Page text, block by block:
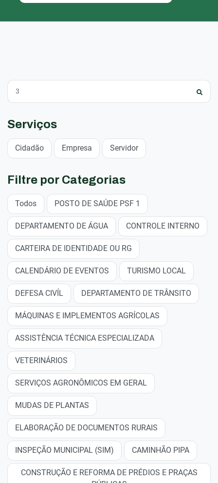
Serviços
Cidadão Empresa Servidor
Filtre por Categorias
Todos POSTO DE SAÚDE PSF 1
DEPARTAMENTO DE ÁGUA CONTROLE INTERNO
CARTEIRA DE IDENTIDADE OU RG
CALENDÁRIO DE EVENTOS TURISMO LOCAL
DEFESA CIVÍL DEPARTAMENTO DE TRÂNSITO
MÁQUINAS E IMPLEMENTOS AGRÍCOLAS
ASSISTÊNCIA TÉCNICA ESPECIALIZADA
VETERINÁRIOS
SERVIÇOS AGRONÔMICOS EM GERAL
MUDAS DE PLANTAS
ELABORAÇÃO DE DOCUMENTOS RURAIS
INSPEÇÃO MUNICIPAL (SIM) CAMINHÃO PIPA
CONSTRUÇÃO E REFORMA DE PRÉDIOS E PRAÇAS